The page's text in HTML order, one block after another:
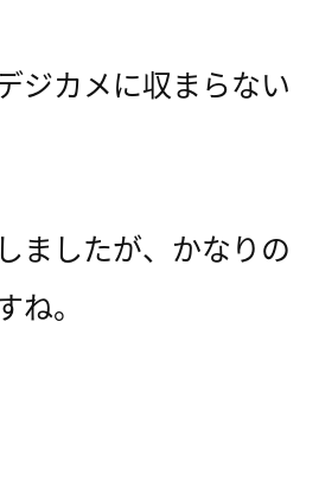
ジカメに収まらない
ましたが、かなりの
ね。